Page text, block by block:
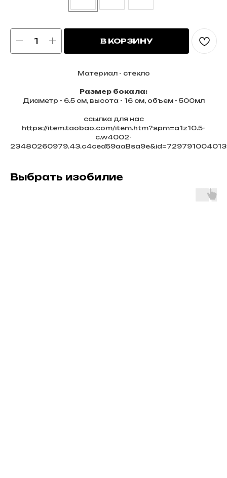
В КОРЗИНУ
Материал - стекло
Размер бокала:
Диаметр - 6.5 см, высота - 16 см, объем - 500мл
ссылка для нас
https://item.taobao.com/item.htm?spm=a1z10.5-
c.w4002-
23480260979.43.c4ced59aaBsa9e&id=729791004013
Выбрать изобилие